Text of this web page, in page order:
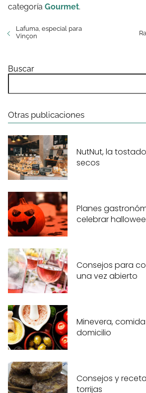
categoría Gourmet.
Lafuma, especial para
Vinçon
Buscar
Otras publicaciones
NutNut, la
secos
Planes
celebrar
Consejos para
una vez abierto
Minevera,
domicilio
Consejos y
torrijas